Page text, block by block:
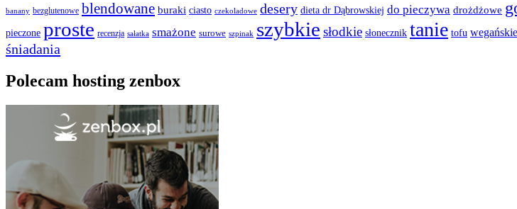
banany bezglutenowe blendowane buraki ciasto czekoladowe desery dieta dr Dąbrowskiej do pieczywa drożdżowe
pieczone proste recenzja sałatka smażone surowe szpinak szybkie słodkie słonecznik tanie tofu
śniadania
Polecam hosting zenbox